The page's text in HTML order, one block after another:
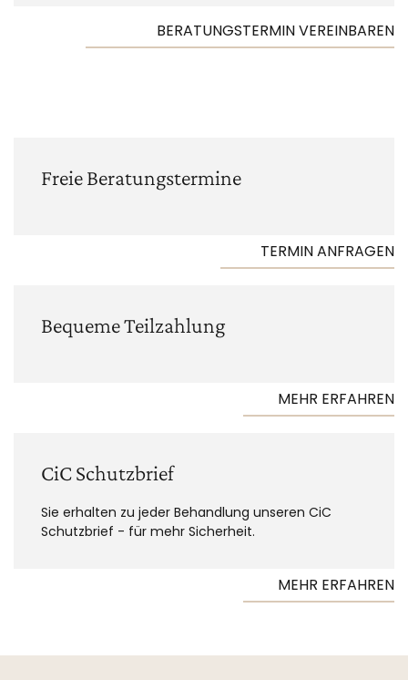
BERATUNGSTERMIN VEREINBAREN
Freie Beratungs­termine
TERMIN ANFRAGEN
Bequeme Teilzahlung
MEHR ERFAHREN
CiC Schutzbrief
Sie erhalten zu jeder Behandlung unseren CiC
Schutzbrief - für mehr Sicherheit.
MEHR ERFAHREN